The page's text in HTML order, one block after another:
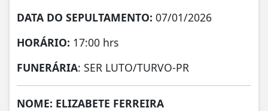
DATA DO SEPULTAMENTO: 07/01/2026
HORÁRIO: 17:00 hrs
FUNERÁRIA: SER LUTO/TURVO-PR
NOME: ELIZABETE FERREIRA